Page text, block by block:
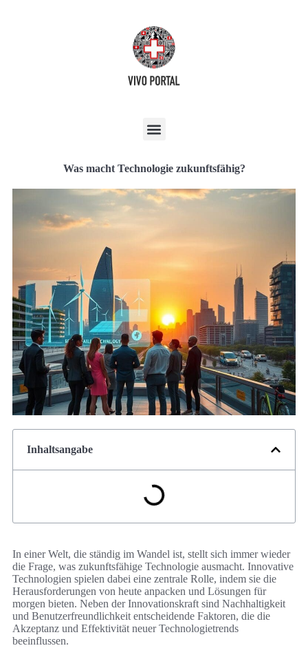
Was macht Technologie zukunftsfähig?
Inhaltsangabe
In einer Welt, die ständig im Wandel ist, stellt sich immer wieder
die Frage, was zukunftsfähige Technologie ausmacht. Innovative
Technologien spielen dabei eine zentrale Rolle, indem sie die
Herausforderungen von heute anpacken und Lösungen für
morgen bieten. Neben der Innovationskraft sind Nachhaltigkeit
und Benutzerfreundlichkeit entscheidende Faktoren, die die
Akzeptanz und Effektivität neuer Technologietrends
beeinflussen.